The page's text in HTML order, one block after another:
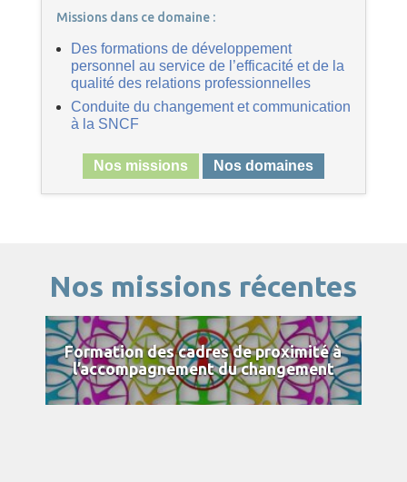
Missions dans ce domaine :
Des formations de développement
personnel au service de l’efficacité et de la
qualité des relations professionnelles
Conduite du changement et communication
à la SNCF
Nos missions Nos domaines
Nos missions récentes
Formation des cadres de proximité à
l’accompagnement du changement